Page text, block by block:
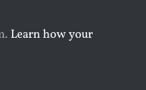
Learn how your